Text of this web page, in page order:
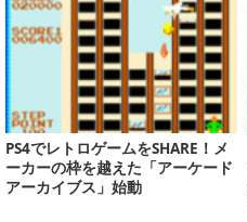
PS4でレトロゲームをSHARE！メ
ーカーの枠を越えた「アーケード
アーカイブス」始動